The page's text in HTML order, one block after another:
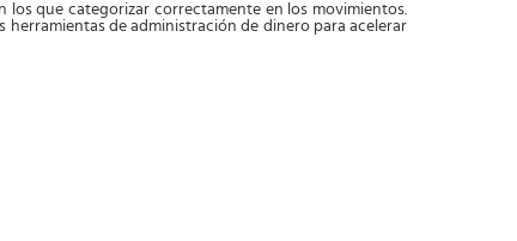
los que categorizar correctamente en los movimientos.
herramientas de administración de dinero para acelerar